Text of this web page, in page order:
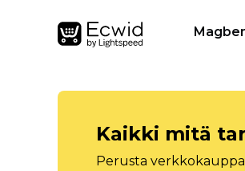
Kaikki mitä
Perusta